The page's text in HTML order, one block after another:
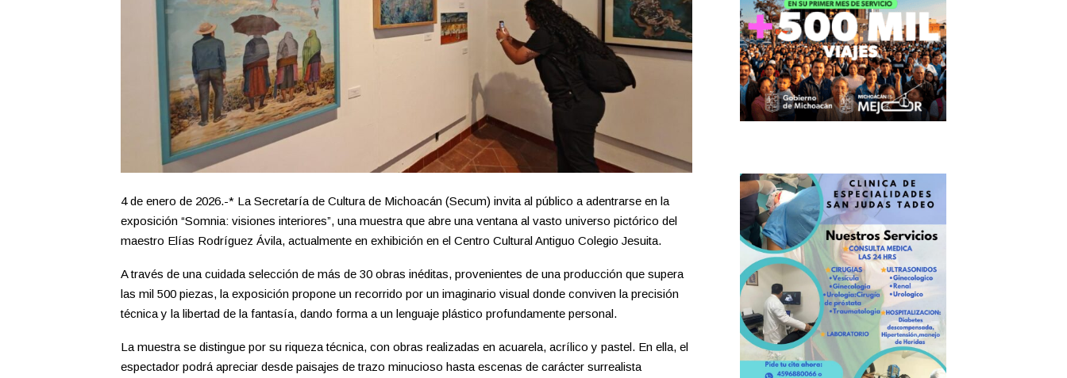
4 de enero de 2026.-* La Secretaría de Cultura de Michoacán (Secum) invita al público a adentrarse en la
exposición “Somnia: visiones interiores”, una muestra que abre una ventana al vasto universo pictórico del
maestro Elías Rodríguez Ávila, actualmente en exhibición en el Centro Cultural Antiguo Colegio Jesuita.
A través de una cuidada selección de más de 30 obras inéditas, provenientes de una producción que supera
las mil 500 piezas, la exposición propone un recorrido por un imaginario visual donde conviven la precisión
técnica y la libertad de la fantasía, dando forma a un lenguaje plástico profundamente personal.
La muestra se distingue por su riqueza técnica, con obras realizadas en acuarela, acrílico y pastel. En ella, el
espectador podrá apreciar desde paisajes de trazo minucioso hasta escenas de carácter surrealista